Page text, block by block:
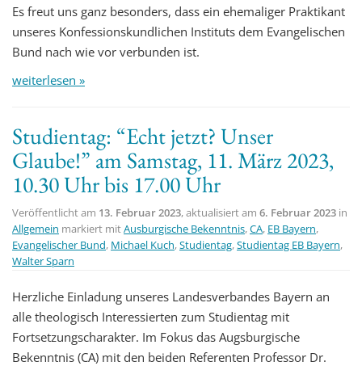
Es freut uns ganz besonders, dass ein ehemaliger Praktikant
unseres Konfessionskundlichen Instituts dem Evangelischen
Bund nach wie vor verbunden ist.
weiterlesen »
Studientag: “Echt jetzt? Unser
Glaube!” am Samstag, 11. März 2023,
10.30 Uhr bis 17.00 Uhr
Veröffentlicht am 13. Februar 2023, aktualisiert am 6. Februar 2023 in
Allgemein markiert mitAusburgische Bekenntnis,CA, EB Bayern,
Evangelischer Bund, Michael Kuch,Studientag,Studientag EB Bayern,
Walter Sparn
Herzliche Einladung unseres Landesverbandes Bayern an
alle theologisch Interessierten zum Studientag mit
Fortsetzungscharakter. Im Fokus das Augsburgische
Bekenntnis (CA) mit den beiden Referenten Professor Dr.